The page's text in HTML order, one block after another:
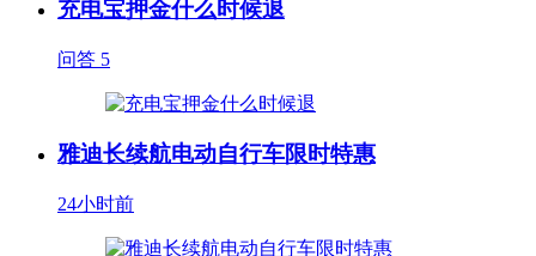
充电宝押金什么时候退
问答 5
雅迪长续航电动自行车限时特惠
24小时前